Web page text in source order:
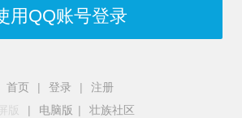
用QQ账号登录
首页 | 登录 |
注册
版
| 电脑版 | 壮族社区